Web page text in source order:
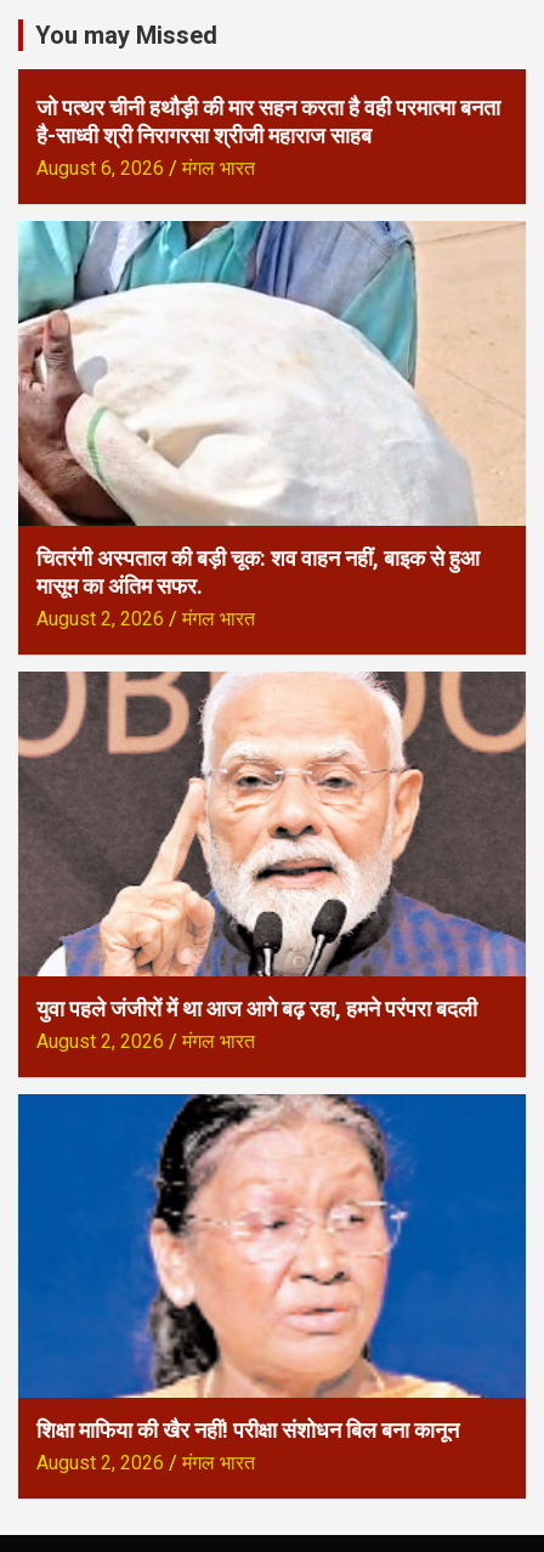
You may Missed
जो पत्थर चीनी हथौड़ी की मार सहन करता है वही परमात्मा बनता
है-साध्वी श्री निरागरसा श्रीजी महाराज साहब
August 6, 2026 मंगल भारत
चितरंगी अस्पताल की बड़ी चूक: शव वाहन नहीं, बाइक से हुआ
मासूम का अंतिम सफर.
August 2, 2026 मंगल भारत
युवा पहले जंजीरों में था आज आगे बढ़ रहा, हमने परंपरा बदली
August 2, 2026 मंगल भारत
शिक्षा माफिया की खैर नहीं! परीक्षा संशोधन बिल बना कानून
August 2, 2026 मंगल भारत